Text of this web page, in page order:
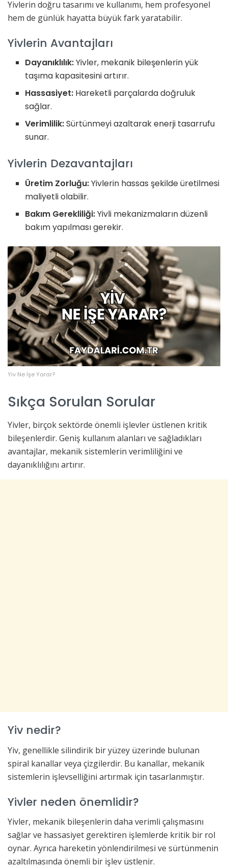
Yivlerin doğru tasarımı ve kullanımı, hem profesyonel
hem de günlük hayatta büyük fark yaratabilir.
Yivlerin Avantajları
Dayanıklılık:Yivler, mekanik bileşenlerin yük
taşıma kapasitesini artırır.
Hassasiyet: Hareketli parçalarda doğruluk
sağlar.
Verimlilik:Sürtünmeyi azaltarak enerji tasarrufu
sunar.
Yivlerin Dezavantajları
Üretim Zorluğu:Yivlerin hassas şekilde üretilmesi
maliyetli olabilir.
Bakım Gerekliliği:Yivli mekanizmaların düzenli
bakım yapılması gerekir.
Yiv Ne İşe Yarar?
Sıkça Sorulan Sorular
Yivler, birçok sektörde önemli işlevler üstlenen kritik
bileşenlerdir. Geniş kullanım alanları ve sağladıkları
avantajlar, mekanik sistemlerin verimliliğini ve
dayanıklılığını artırır.
Yiv nedir?
Yiv, genellikle silindirik bir yüzey üzerinde bulunan
spiral kanallar veya çizgilerdir. Bu kanallar, mekanik
sistemlerin işlevselliğini artırmak için tasarlanmıştır.
Yivler neden önemlidir?
Yivler, mekanik bileşenlerin daha verimli çalışmasını
sağlar ve hassasiyet gerektiren işlemlerde kritik bir rol
oynar. Ayrıca hareketin yönlendirilmesi ve sürtünmenin
azaltılmasında önemli bir işlev üstlenir.